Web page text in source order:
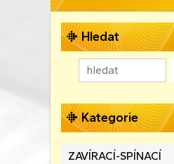
Hledat
Kategorie
ZAVÍRACÍ-SPÍNACÍ